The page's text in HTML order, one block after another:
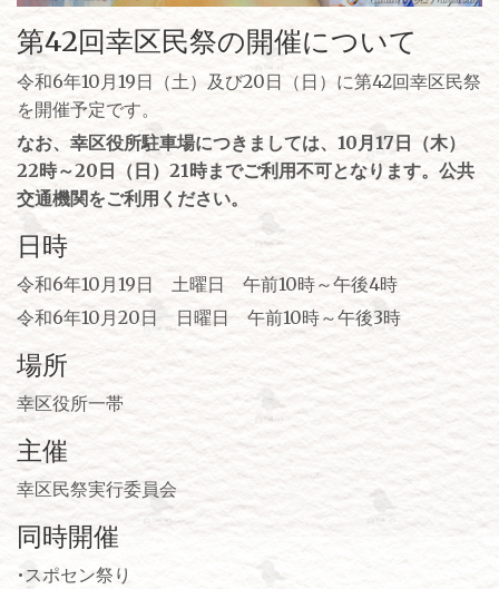
第42回幸区民祭の開催について
令和6年10月19日（土）及び20日（日）に第42回幸区民祭
を開催予定です。
なお、幸区役所駐車場につきましては、10月17日（木）
22時～20日（日）21時までご利用不可となります。公共
交通機関をご利用ください。
日時
令和6年10月19日 土曜日 午前10時～午後4時
令和6年10月20日 日曜日 午前10時～午後3時
場所
幸区役所一帯
主催
幸区民祭実行委員会
同時開催
•スポセン祭り